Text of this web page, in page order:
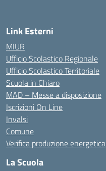
Link Esterni
MIUR
Ufficio Scolastico Regionale
Ufficio Scolastico Territoriale
Scuola in Chiaro
MAD – Messe a disposizione
Iscrizioni On Line
Invalsi
Comune
Verifica produzione energetica
La Scuola